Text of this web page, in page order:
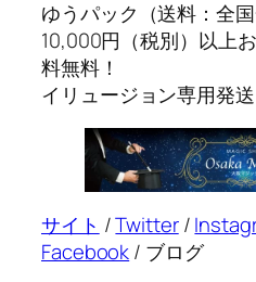
ゆうパック（送料：全
10,000円（税別）以上
料無料！
イリュージョン専用発
サイト /Twitter/
Facebook/ ブログ